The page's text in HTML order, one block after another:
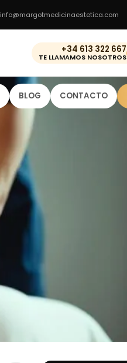
info@margotmedicinaestetica.com
+34 613 322 667
TE LLAMAMOS NOSOTROS
BLOG CONTACTO
ESTOY DE ACUERDO CON LA